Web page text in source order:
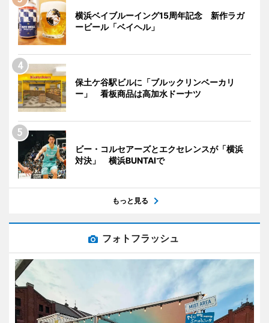
横浜ベイブルーイング15周年記念 新作ラガ
ービール「ベイヘル」
保土ケ谷駅ビルに「ブルックリンベーカリ
ー」 看板商品は高加水ドーナツ
ビー・コルセアーズとエクセレンスが「横浜
対決」 横浜BUNTAIで
もっと見る
フォトフラッシュ